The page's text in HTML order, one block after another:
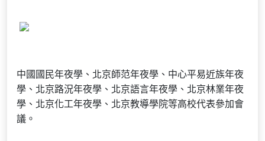
中國國民年夜學、北京師范年夜學、中心平易近族年夜
學、北京路況年夜學、北京語言年夜學、北京林業年夜
學、北京化工年夜學、北京教導學院等高校代表參加會
議。